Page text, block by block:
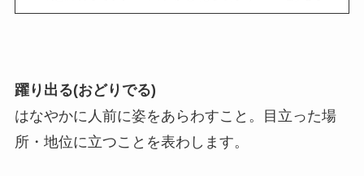
躍り出る(おどりでる)
はなやかに人前に姿をあらわすこと。目立った場
所・地位に立つことを表わします。